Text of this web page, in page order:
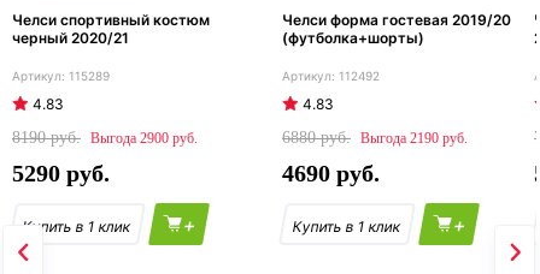
Челси спортивный костюм
черный 2020/21
115289
4.83
8190
2900
5290
+
Челси форма гостевая 2019/20
(футболка+шорты)
112492
4.83
6880
2190
4690
+